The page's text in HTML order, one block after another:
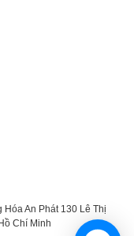
An Phát 130 Lê Thị
Chí Minh